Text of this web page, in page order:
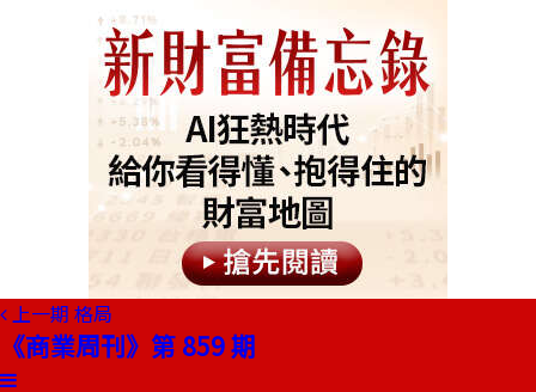
上一期 格局
《商業周刊》第 859 期